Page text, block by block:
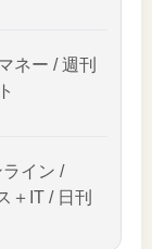
ネー / 週刊
イン /
＋IT / 日刊